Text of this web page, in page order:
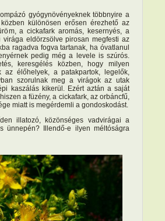
gyógynövényeknek többnyire a
különösen erősen érezhető az
a cickafark aromás, kesernyés, a
eldörzsölve pirosan megfesti az
ragadva fogva tartanak, ha óvatlanul
pedig még a levele is szúrós.
keresgélés közben, hogy milyen
az élőhelyek, a patakpartok, legelők,
szorulnak meg a virágok az utak
kaszálás kikerül. Ezért aztán a saját
a füzény, a cickafark, az orbáncfű,
miatt is megérdemli a gondoskodást.
illatozó, közönséges vadvirágai a
ünnepén? Illendő-e ilyen méltóságra